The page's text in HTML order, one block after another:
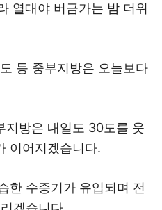
열대야 버금가는 밤 더위
등 중부지방은 오늘보다
지방은 내일도 30도를 웃
이어지겠습니다.
한 수증기가 유입되며 전